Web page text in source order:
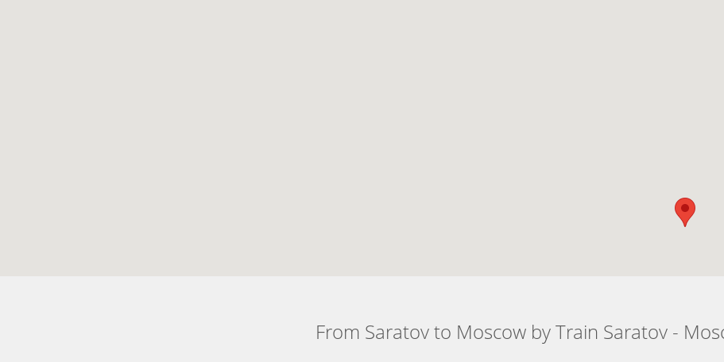
From Saratov to Moscow by Train Saratov -